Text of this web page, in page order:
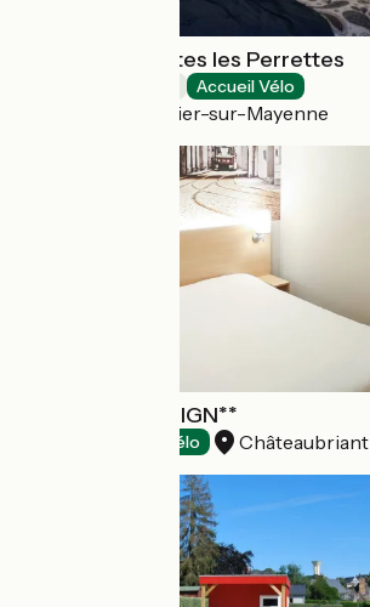
Chambres d'hôtes les Perrettes
Accueil Vélo
Château-Gontier-sur-Mayenne
HOTEL INN DESIGN**
Accueil Vélo Châteaubriant